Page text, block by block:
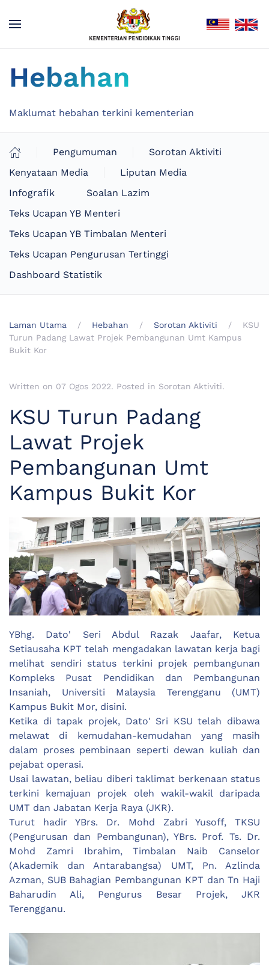
Hebahan
Maklumat hebahan terkini kementerian
Pengumuman
Sorotan Aktiviti
Kenyataan Media
Liputan Media
Infografik
Soalan Lazim
Teks Ucapan YB Menteri
Teks Ucapan YB Timbalan Menteri
Teks Ucapan Pengurusan Tertinggi
Dashboard Statistik
Laman Utama Hebahan Sorotan Aktiviti
KSU
Turun Padang Lawat Projek Pembangunan Umt Kampus
Bukit Kor
Written on 07 Ogos 2022. Posted in Sorotan Aktiviti.
KSU Turun Padang
Lawat Projek
Pembangunan Umt
Kampus Bukit Kor
YBhg. Dato' Seri Abdul Razak Jaafar, Ketua
Setiausaha KPT telah mengadakan lawatan kerja bagi
melihat sendiri status terkini projek pembangunan
Kompleks Pusat Pendidikan dan Pembangunan
Insaniah, Universiti Malaysia Terengganu (UMT)
Kampus Bukit Mor, disini.
Ketika di tapak projek, Dato' Sri KSU telah dibawa
melawat di kemudahan-kemudahan yang masih
dalam proses pembinaan seperti dewan kuliah dan
pejabat operasi.
Usai lawatan, beliau diberi taklimat berkenaan status
terkini kemajuan projek oleh wakil-wakil daripada
UMT dan Jabatan Kerja Raya (JKR).
Turut hadir YBrs. Dr. Mohd Zabri Yusoff, TKSU
(Pengurusan dan Pembangunan), YBrs. Prof. Ts. Dr.
Mohd Zamri Ibrahim, Timbalan Naib Canselor
(Akademik dan Antarabangsa) UMT, Pn. Azlinda
Azman, SUB Bahagian Pembangunan KPT dan Tn Haji
Baharudin Ali, Pengurus Besar Projek, JKR
Terengganu.